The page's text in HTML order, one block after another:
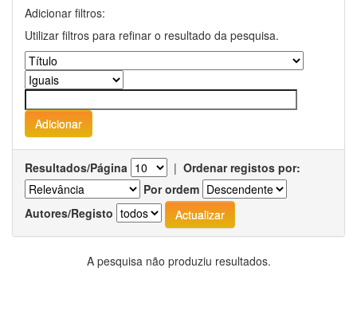
Adicionar filtros:
Utilizar filtros para refinar o resultado da pesquisa.
Resultados/Página | Ordenar registos por:
Por ordem
Autores/Registo
A pesquisa não produziu resultados.